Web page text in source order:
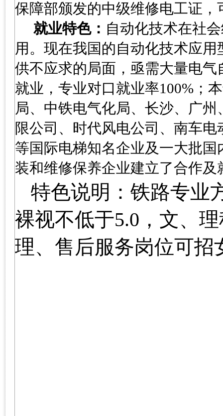
保障部颁发的中级维修电工证
就业特色： 自动化技术在社
用。现在我国的自动化技术应
供不应求的局面，亟需大量电
就业，专业对口就业率100% ；
局、中铁电气化局、长沙、广
限公司、时代风电公司、南车
等国际电梯知名企业及一大批
装和维修保养企业建立了合作及
特色说明：铁路专业
裸视不低于5.0 ，文、
理、售后服务岗位可招